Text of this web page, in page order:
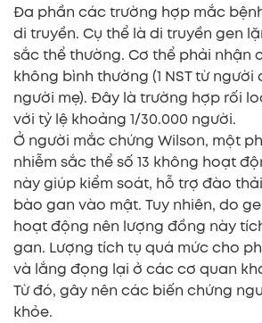
Đa phần các trường hợp mắc
di truyền. Cụ thể là di truyền gen
sắc thể thường. Cơ thể phải nhận
không bình thường (1 NST từ người
người mẹ). Đây là trường hợp rối
với tỷ lệ khoảng 1/30.000 người.
Ở người mắc chứng Wilson, một
nhiễm sắc thể số 13 không hoạt
này giúp kiểm soát, hỗ trợ đào
bào gan vào mật. Tuy nhiên, do
hoạt động nên lượng đồng này
gan. Lượng tích tụ quá mức cho
và lắng đọng lại ở các cơ quan
Từ đó, gây nên các biến chứng
khỏe.